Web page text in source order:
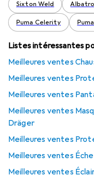
Sixton Weld
Puma Celerity
Listes intéressantes
Meilleures ventes
Meilleures ventes
Meilleures ventes
Meilleures ventes
Dräger
Meilleures ventes
Meilleures ventes
Meilleures ventes